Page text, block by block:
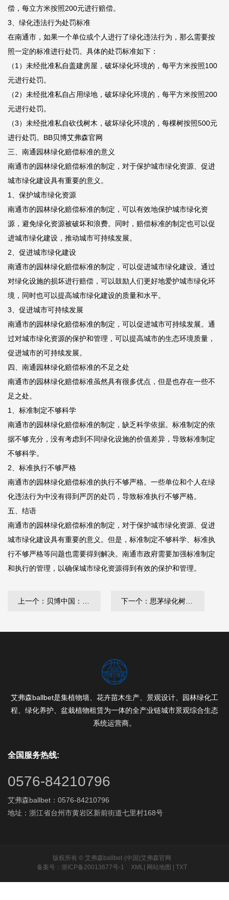
偿，每立方米按照200元进行赔偿。
3、绿化违法行为处罚标准
在南通市，如果一个单位或个人进行了绿化违法行为，那么需要按
照一定的标准进行处罚。具体的处罚标准如下：
（1）未经批准私自盖建房屋，破坏绿化环境的，每平方米按照100
元进行处罚。
（2）未经批准私自占用绿地，破坏绿化环境的，每平方米按照200
元进行处罚。
（3）未经批准私自砍伐树木，破坏绿化环境的，每棵树按照500元
进行处罚。 BB贝博艾弗森官网
三、南通园林绿化赔偿标准的意义
南通市的园林绿化赔偿标准的制定，对于保护城市绿化资源、促进
城市绿化建设具有重要的意义。
1、保护城市绿化资源
南通市的园林绿化赔偿标准的制定，可以有效地保护城市绿化资
源，避免绿化资源被破坏和浪费。同时，赔偿标准的制定也可以促
进城市绿化建设，推动城市可持续发展。
2、促进城市绿化建设
南通市的园林绿化赔偿标准的制定，可以促进城市绿化建设。通过
对绿化设施的损坏进行赔偿，可以鼓励人们更好地爱护城市绿化环
境，同时也可以提高城市绿化建设的质量和水平。
3、促进城市可持续发展
南通市的园林绿化赔偿标准的制定，可以促进城市可持续发展。通
过对城市绿化资源的保护和管理，可以提高城市的生态环境质量，
促进城市的可持续发展。
四、南通园林绿化赔偿标准的不足之处
南通市的园林绿化赔偿标准虽然具有很多优点，但是也存在一些不
足之处。
1、标准制定不够科学
南通市的园林绿化赔偿标准的制定，缺乏科学依据。标准制定的依
据不够充分，没有考虑到不同绿化设施的价值差异，导致标准制定
不够科学。
2、标准执行不够严格
南通市的园林绿化赔偿标准的执行不够严格。一些单位和个人在绿
化违法行为中没有得到严厉的处罚，导致标准执行不够严格。
五、结语
南通市的园林绿化赔偿标准的制定，对于保护城市绿化资源、促进
城市绿化建设具有重要的意义。但是，标准制定不够科学、标准执
行不够严格等问题也需要得到解决。南通市政府需要加强标准制定
和执行的管理，以确保城市绿化资源得到有效的保护和管理。
艾弗森ballbet是集植物墙、花卉苗木生产、景观设计、园林绿化工
程、绿化养护、盆栽植物租赁为一体的全产业链城市景观综合生态
系统运营商。
全国服务热线:
0576-84210796
艾弗森ballbet：0576-84210796
地址：浙江省台州市黄岩区新前街道七里村168号
版权所有 © 艾弗森ballbet·(中国)艾弗森官网
备案号：浙ICP备20013677号-1
XML 网站地图 TXT